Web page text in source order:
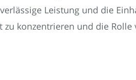
Leistung und die
konzentrieren und die Rolle